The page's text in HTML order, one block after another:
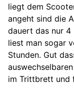
liegt dem
angeht sind die
dauert das nur 4
liest man sogar
Stunden. Gut
im Trittbrett und